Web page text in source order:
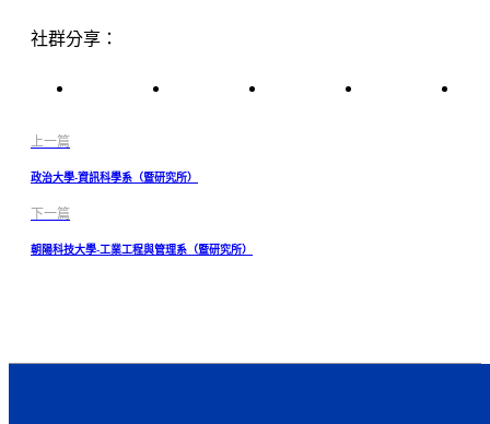
社群分享：
上一篇
政治大學-資訊科學系（暨研究所）
下一篇
朝陽科技大學-工業工程與管理系（暨研究所）